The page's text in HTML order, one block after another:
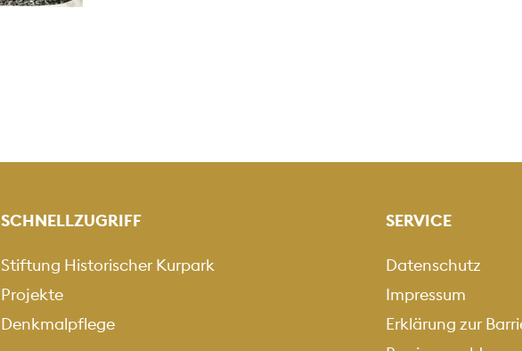
SCHNELLZUGRIFF
Stiftung Historischer Kurpark
Projekte
Denkmalpflege
SERVICE
Datenschutz
Impressum
Erklärung zur